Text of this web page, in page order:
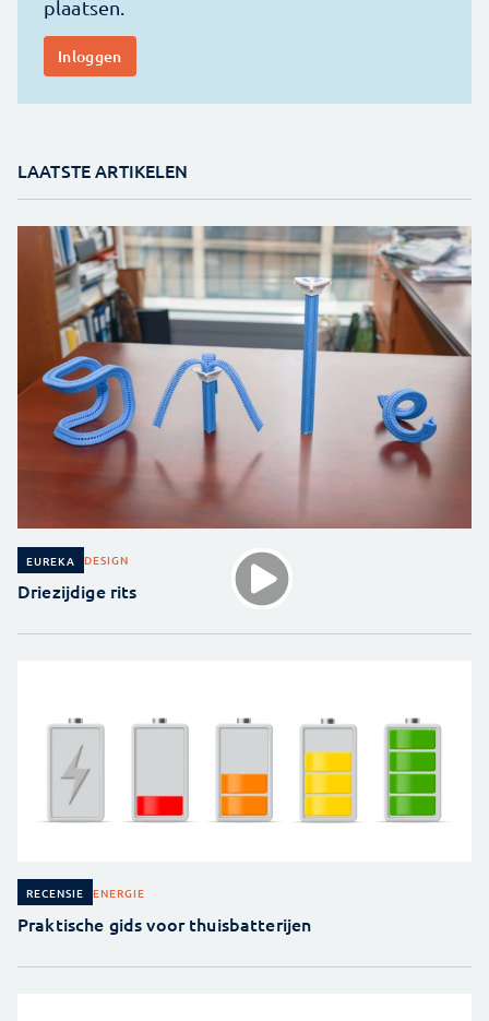
LAATSTE ARTIKELEN
EUREKA DESIGN
Driezijdige rits
RECENSIE ENERGIE
Praktische gids voor thuisbatterijen